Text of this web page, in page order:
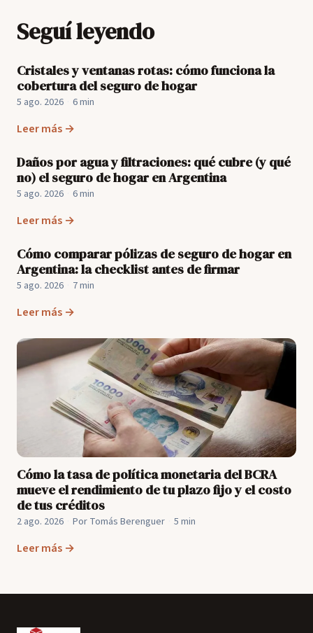
Seguí leyendo
Cristales y ventanas rotas: cómo funciona la
cobertura del seguro de hogar
5 ago. 2026 6 min
Leer más →
Daños por agua y filtraciones: qué cubre (y qué
no) el seguro de hogar en Argentina
5 ago. 2026 6 min
Leer más →
Cómo comparar pólizas de seguro de hogar en
Argentina: la checklist antes de firmar
5 ago. 2026 7 min
Leer más →
Cómo la tasa de política monetaria del BCRA
mueve el rendimiento de tu plazo fijo y el costo
de tus créditos
2 ago. 2026 Por Tomás Berenguer 5 min
Leer más →